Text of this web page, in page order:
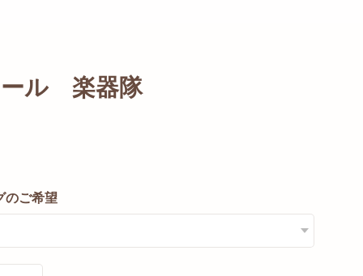
ル 楽器隊
ご希望